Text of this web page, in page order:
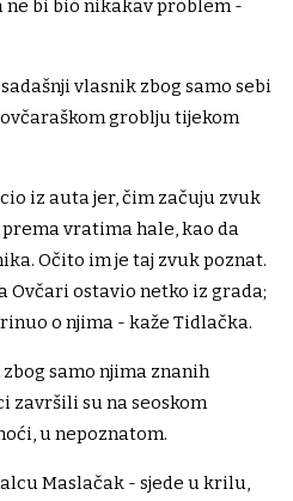
bi bio nikakav problem -
vlasnik zbog samo sebi
groblju tijekom
iz auta jer, čim začuju zvuk
vratima hale, kao da
Očito im je taj zvuk poznat.
Ovčari ostavio netko iz grada;
o njima - kaže Tidlačka.
samo njima znanih
završili su na seoskom
u nepoznatom.
Maslačak - sjede u krilu,